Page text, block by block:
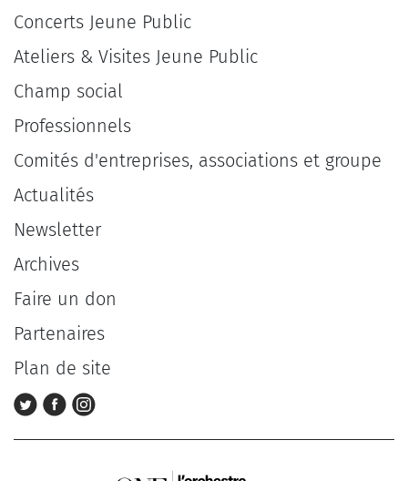
Concerts Jeune Public
Ateliers & Visites Jeune Public
Champ social
Professionnels
Comités d'entreprises, associations et groupe
Actualités
Newsletter
Archives
Faire un don
Partenaires
Plan de site